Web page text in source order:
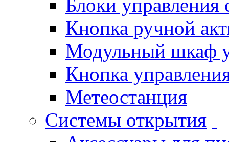
Блоки
Кнопка ручной
Модульный шкаф
Кнопка
Метеостанция
Системы открытия